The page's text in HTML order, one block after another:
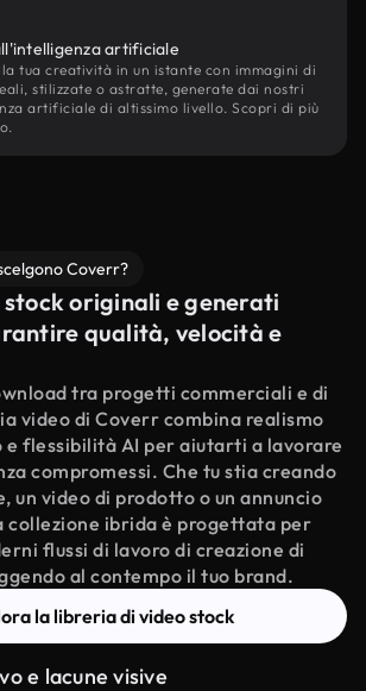
artificiale
tua creatività in un istante con immagini di
stilizzate o astratte, generate dai nostri
artificiale di altissimo livello. Scopri di più
Coverr?
originali e generati
qualità, velocità e
tra progetti commerciali e di
video di Coverr combina realismo
flessibilità AI per aiutarti a lavorare
compromessi. Che tu stia creando
un video di prodotto o un annuncio
collezione ibrida è progettata per
flussi di lavoro di creazione di
al contempo il tuo brand.
la libreria di video stock
e lacune visive